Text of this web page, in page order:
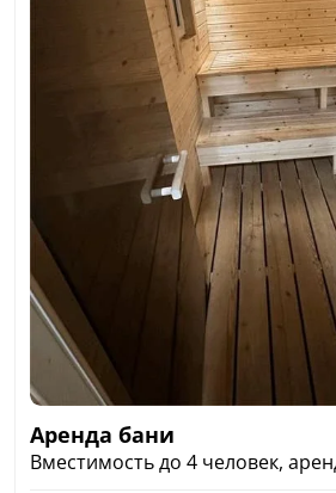
Аренда бани
Вместимость до 4 человек,